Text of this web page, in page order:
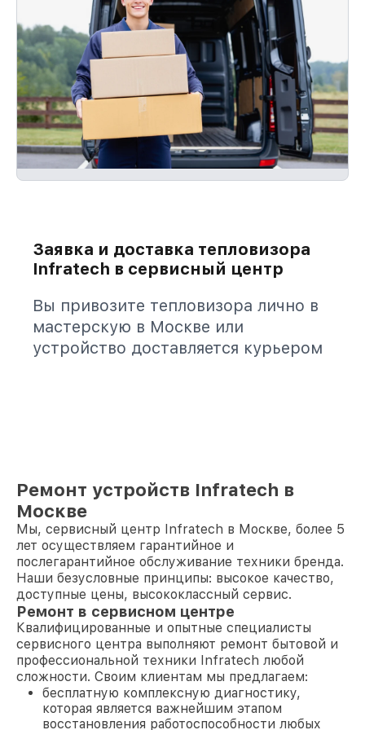
Заявка и доставка тепловизора
Infratech в сервисный центр
Вы привозите тепловизора лично в
мастерскую в Москве или
устройство доставляется курьером
Ремонт устройств Infratech в
Москве
Мы, сервисный центр Infratech в Москве, более 5
лет осуществляем гарантийное и
послегарантийное обслуживание техники бренда.
Наши безусловные принципы: высокое качество,
доступные цены, высококлассный сервис.
Ремонт в сервисном центре
Квалифицированные и опытные специалисты
сервисного центра выполняют ремонт бытовой и
профессиональной техники Infratech любой
сложности. Своим клиентам мы предлагаем:
бесплатную комплексную диагностику,
которая является важнейшим этапом
восстановления работоспособности любых